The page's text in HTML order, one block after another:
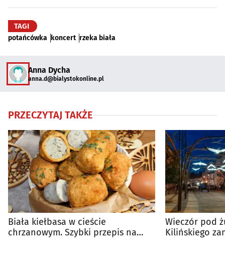
TAGI
potańcówka koncert rzeka biała
Anna Dycha
anna.d@bialystokonline.pl
PRZECZYTAJ TAKŻE
Biała kiełbasa w cieście
chrzanowym. Szybki przepis na
Wieczór pod
Kilińskiego